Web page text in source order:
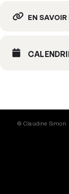
EN SAVOIR
© Claudine Simon